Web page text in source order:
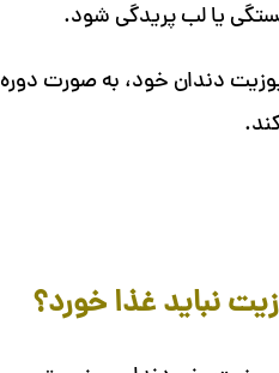
یا لب پریدگی شود.
دندان خود، به صورت
نباید غذا خورد؟